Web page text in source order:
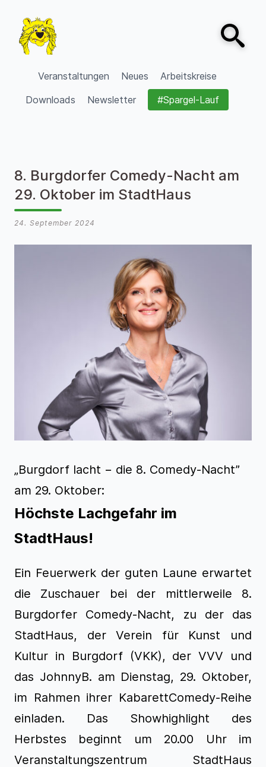
VVV Burgdorf
Veranstaltungen Neues
Arbeitskreise
Downloads
Newsletter #Spargel-Lauf
Open
8. Burgdorfer Comedy-Nacht am
29. Oktober im StadtHaus
24. September 2024
„Burgdorf lacht − die 8. Comedy-Nacht”
am 29. Oktober:
Höchste Lachgefahr im
StadtHaus!
Ein Feuerwerk der guten Laune erwartet
die Zuschauer bei der mittlerweile 8.
Burgdorfer Comedy-Nacht, zu der das
StadtHaus, der Verein für Kunst und
Kultur in Burgdorf (VKK), der VVV und
das JohnnyB. am Dienstag, 29. Oktober,
im Rahmen ihrer KabarettComedy-Reihe
einladen. Das Showhighlight des
Herbstes beginnt um 20.00 Uhr im
Veranstaltungszentrum StadtHaus